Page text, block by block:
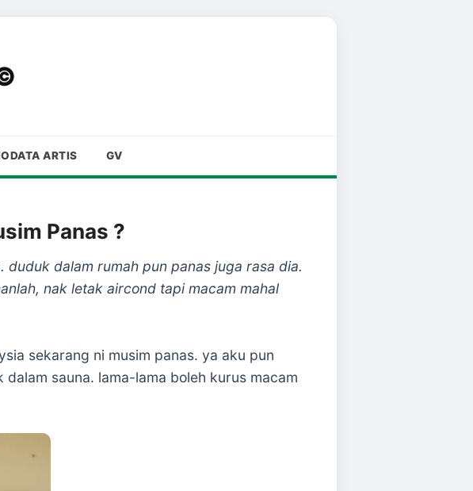
ARTIS GV
Panas ?
dalam rumah pun panas juga rasa dia.
nak letak aircond tapi macam mahal
sekarang ni musim panas. ya aku pun
sauna. lama-lama boleh kurus macam